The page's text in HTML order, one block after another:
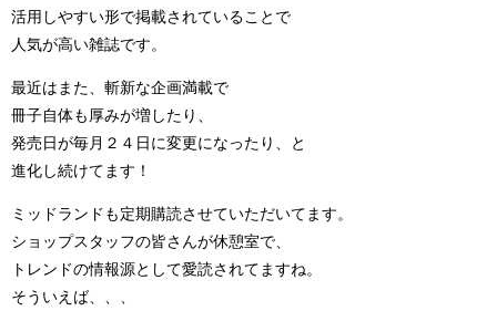
活用しやすい形で掲載されていることで
人気が高い雑誌です。
最近はまた、斬新な企画満載で
冊子自体も厚みが増したり、
発売日が毎月２４日に変更になったり、と
進化し続けてます！
ミッドランドも定期購読させていただいてます。
ショップスタッフの皆さんが休憩室で、
トレンドの情報源として愛読されてますね。
そういえば、、、